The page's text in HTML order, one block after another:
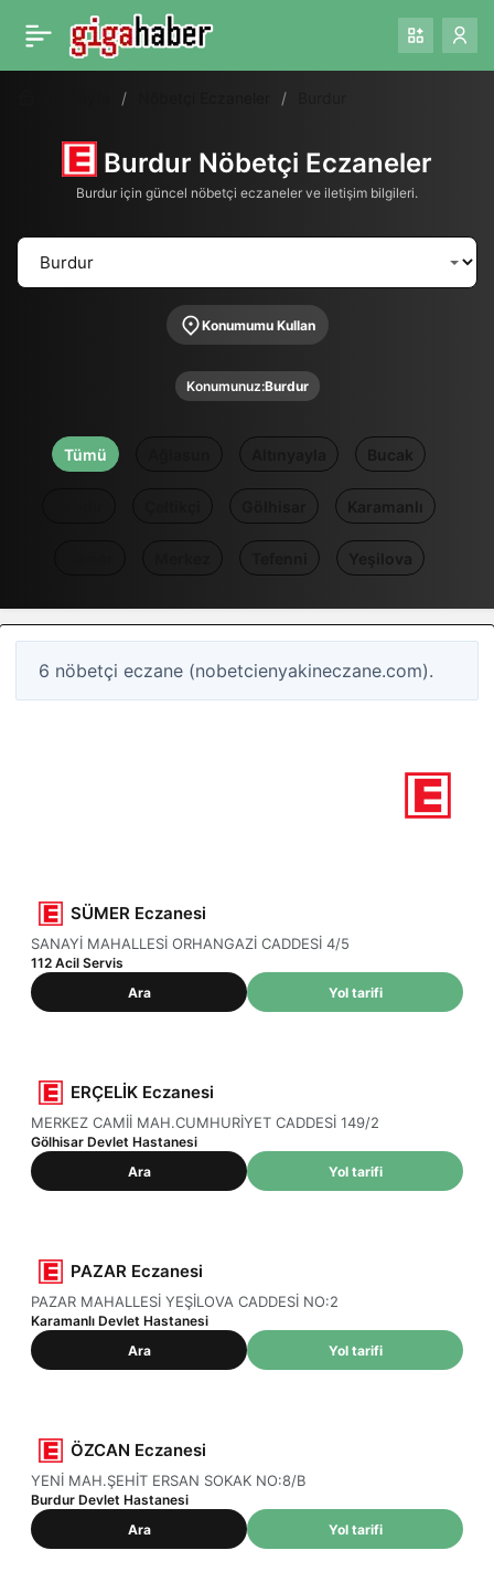
Burdur Nöbetçi Eczaneler
Burdur için güncel nöbetçi eczaneler ve iletişim bilgileri.
Konumumu Kullan
Konumunuz:Burdur
Tümü Bucak
Karamanlı
Yeşilova
6 nöbetçi eczane (nobetcienyakineczane.com).
SÜMER Eczanesi
SANAYİ MAHALLESİ ORHANGAZİ CADDESİ 4/5
112 Acil Servis
Ara
Yol tarifi
ERÇELİK Eczanesi
MERKEZ CAMİİ MAH.CUMHURİYET CADDESİ 149/2
Gölhisar Devlet Hastanesi
Ara
Yol tarifi
PAZAR Eczanesi
PAZAR MAHALLESİ YEŞİLOVA CADDESİ NO:2
Karamanlı Devlet Hastanesi
Ara
Yol tarifi
ÖZCAN Eczanesi
YENİ MAH.ŞEHİT ERSAN SOKAK NO:8/B
Burdur Devlet Hastanesi
Ara
Yol tarifi